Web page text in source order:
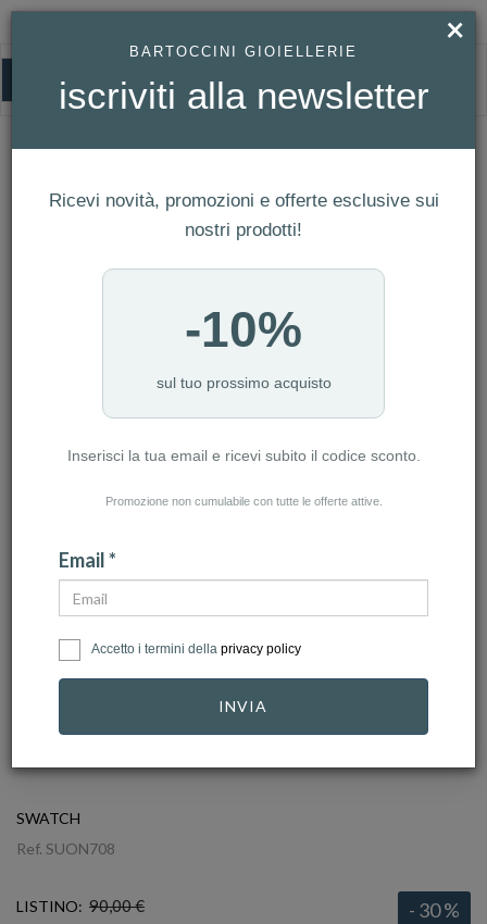
HOMEPAGE OROLOGIO SWATCH NEW GENTLEMAN REF. SUON708
Orologio Swatch NEW GENTLEMAN
Ref. SUON708
SWATCH
Ref. SUON708
LISTINO: 90,00 € - 30 %
×
BARTOCCINI GIOIELLERIE
iscriviti alla newsletter
Ricevi novità, promozioni e offerte esclusive sui
nostri prodotti!
-10%
sul tuo prossimo acquisto
Inserisci la tua email e ricevi subito il codice sconto.
Promozione non cumulabile con tutte le offerte attive.
Email *
Accetto i termini della privacy policy
INVIA